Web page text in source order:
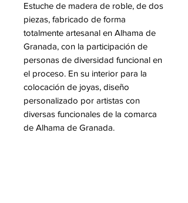
Estuche de madera de roble, de dos
piezas, fabricado de forma
totalmente artesanal en Alhama de
Granada, con la participación de
personas de diversidad funcional en
el proceso. En su interior para la
colocación de joyas, diseño
personalizado por artistas con
diversas funcionales de la comarca
de Alhama de Granada.